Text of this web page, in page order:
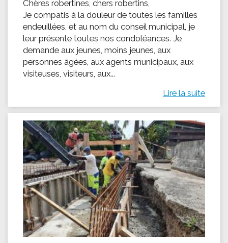
Chères robertines, chers robertins,
Je compatis à la douleur de toutes les familles
endeuillées, et au nom du conseil municipal, je
leur présente toutes nos condoléances. Je
demande aux jeunes, moins jeunes, aux
personnes âgées, aux agents municipaux, aux
visiteuses, visiteurs, aux...
Lire la suite